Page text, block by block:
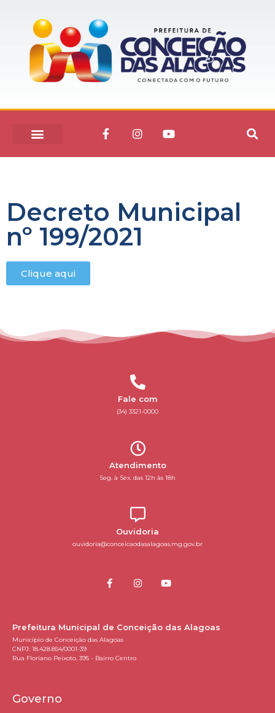
Decreto Municipal
nº 199/2021
Clique aqui
Fale com
(34) 3321-0000
Atendimento
Seg. à Sex. das 12h às 18h
Ouvidoria
ouvidoria@conceicaodasalagoas.mg.gov.br
Prefeitura Municipal de Conceição das Alagoas
Município de Conceição das Alagoas
CNPJ: 18.428.854/0001-39
Rua Floriano Peixoto, 395 - Bairro Centro
Governo